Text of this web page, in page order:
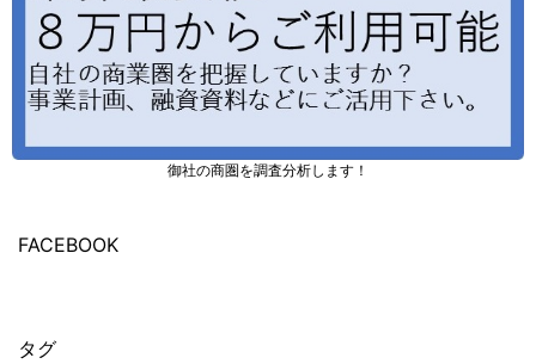
御社の商圏を調査分析します！
FACEBOOK
タグ